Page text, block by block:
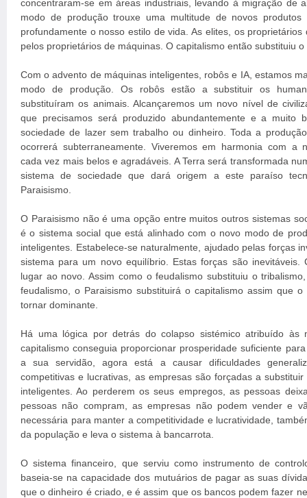
concentraram-se em áreas industriais, levando à migração de
modo de produção trouxe uma multitude de novos produtos
profundamente o nosso estilo de vida. As elites, os
pelos proprietários de máquinas. O capitalismo então substituiu
Com o advento de máquinas inteligentes, robôs e IA, estamos
modo de produção. Os robôs estão a substituir os
substituíram os animais. Alcançaremos um novo nível de
que precisamos será produzido abundantemente e a muito
sociedade de lazer sem trabalho ou dinheiro. Toda a
ocorrerá subterraneamente. Viveremos em harmonia com a
cada vez mais belos e agradáveis. A Terra será transformada
sistema de sociedade que dará origem a este paraíso
Paraisismo.
O Paraisismo não é uma opção entre muitos outros sistemas
é o sistema social que está alinhado com o novo modo de
inteligentes. Estabelece-se naturalmente, ajudado pelas forças
sistema para um novo equilíbrio. Estas forças são inevitáveis.
lugar ao novo. Assim como o feudalismo substituiu o
feudalismo, o Paraisismo substituirá o capitalismo assim que
tornar dominante.
Há uma lógica por detrás do colapso sistémico atribuído às
capitalismo conseguia proporcionar prosperidade suficiente
a sua servidão, agora está a causar dificuldades
competitivas e lucrativas, as empresas são forçadas a
inteligentes. Ao perderem os seus empregos, as pessoas
pessoas não compram, as empresas não podem vender e
necessária para manter a competitividade e lucratividade,
da população e leva o sistema à bancarrota.
O sistema financeiro, que serviu como instrumento de
baseia-se na capacidade dos mutuários de pagar as suas
que o dinheiro é criado, e é assim que os bancos podem fazer